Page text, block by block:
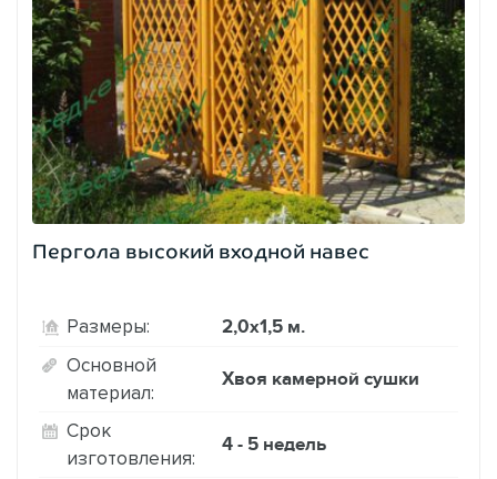
Пергола высокий входной навес
Размеры: 2,0х1,5 м.
Основной
материал:
Хвоя камерной сушки
Срок
изготовления:
4 - 5 недель